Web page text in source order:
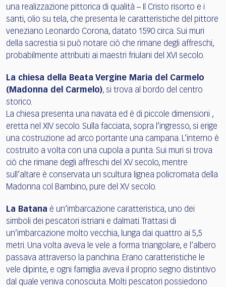
una realizzazione pittorica di qualità – Il Cristo risorto e i
santi, olio su tela, che presenta le caratteristiche del pittore
veneziano Leonardo Corona, datato 1590 circa. Sui muri
della sacrestia si può notare ciò che rimane degli affreschi,
probabilmente attribuiti ai maestri friulani del XVI secolo.
La chiesa della Beata Vergine Maria del Carmelo
(Madonna del Carmelo), si trova al bordo del centro
storico.
La chiesa presenta una navata ed è di piccole dimensioni ,
eretta nel XIV secolo. Sulla facciata, sopra l’ingresso, si erige
una costruzione ad arco portante una campana. L’interno è
costruito a volta con una cupola a punta. Sui muri si trova
ciò che rimane degli affreschi del XV secolo, mentre
sull’altare è conservata un scultura lignea policromata della
Madonna col Bambino, pure del XV secolo.
La Batana è un’imbarcazione caratteristica, uno dei
simboli dei pescatori istriani e dalmati. Trattasi di
un’imbarcazione molto vecchia, lunga dai quattro ai 5,5
metri. Una volta aveva le vele a forma triangolare, e l’albero
passava attraverso la panchina. Erano caratteristiche le
vele dipinte, e ogni famiglia aveva il proprio segno distintivo
dal quale veniva conosciuta. Molti pescatori possiedono